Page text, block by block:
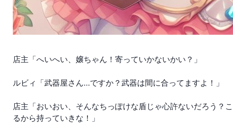
店主「へいへい、嬢ちゃん！寄っていかないかい？」
ルビィ「武器屋さん…ですか？武器は間に合ってますよ！」
店主「おいおい、そんなちっぽけな盾じゃ心許ないだろう？
るから持っていきな！」